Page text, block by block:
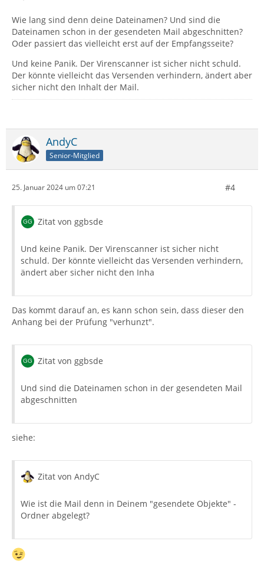
Wie lang sind denn deine Dateinamen? Und sind die
Dateinamen schon in der gesendeten Mail abgeschnitten?
Oder passiert das vielleicht erst auf der Empfangsseite?
Und keine Panik. Der Virenscanner ist sicher nicht schuld.
Der könnte vielleicht das Versenden verhindern, ändert aber
sicher nicht den Inhalt der Mail.
AndyC
Senior-Mitglied
25. Januar 2024 um 07:21 #4
Zitat von ggbsde
Und keine Panik. Der Virenscanner ist sicher nicht
schuld. Der könnte vielleicht das Versenden verhindern,
ändert aber sicher nicht den Inha
Das kommt darauf an, es kann schon sein, dass dieser den
Anhang bei der Prüfung "verhunzt".
Zitat von ggbsde
Und sind die Dateinamen schon in der gesendeten Mail
abgeschnitten
siehe:
Zitat von AndyC
Wie ist die Mail denn in Deinem "gesendete Objekte" -
Ordner abgelegt?